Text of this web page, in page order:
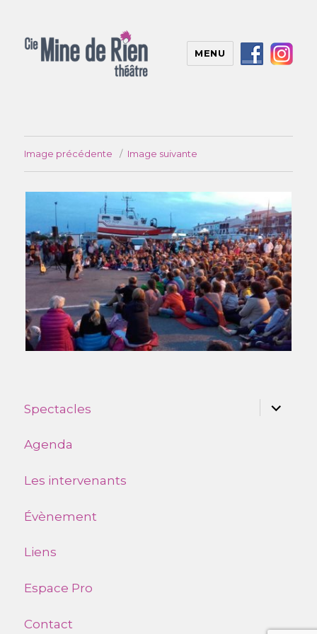
MENU
Image précédente Image suivante
Spectacles
ouvrir
le
Agenda
Les intervenants
Évènement
Liens
Espace Pro
Contact